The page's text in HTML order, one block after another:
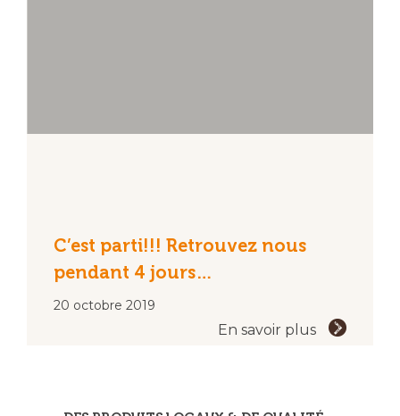
C’est parti!!! Retrouvez nous
pendant 4 jours…
20 octobre 2019
En savoir plus